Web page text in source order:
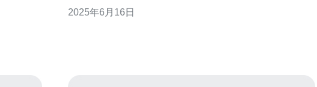
元。这
常发达，网络质量和速度都在世界领先水平。这意味着在
2025年6月16日